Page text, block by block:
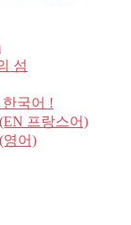
섬
국어 !
프랑스어)
영어)